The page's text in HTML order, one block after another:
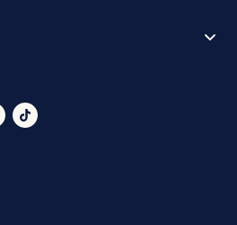
de Youtube
X
nuestro Instagram
Ir a nuestro TikTok